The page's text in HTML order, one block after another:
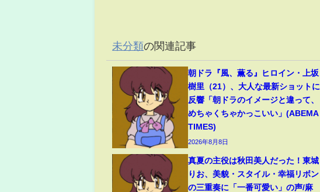
未分類の関連記事
朝ドラ『風、薫る』ヒロイン・上坂
樹里（21）、大人な最新ショットに
反響「朝ドラのイメージと違って、
めちゃくちゃかっこいい」(ABEMA
TIMES)
2026年8月8日
真夏の主役は秋田美人だった！東城
りお、美貌・スタイル・幸福リボン
の三重奏に「一番可愛い」の声/麻